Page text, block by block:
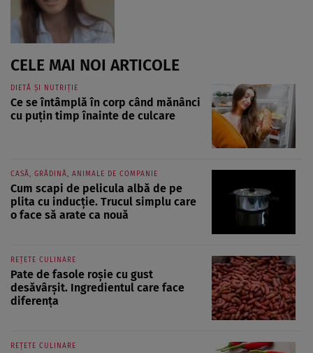
CELE MAI NOI ARTICOLE
DIETĂ ȘI NUTRIȚIE
Ce se întâmplă în corp când mănânci
cu puțin timp înainte de culcare
CASĂ, GRĂDINĂ, ANIMALE DE COMPANIE
Cum scapi de pelicula albă de pe
plita cu inducție. Trucul simplu care
o face să arate ca nouă
REȚETE CULINARE
Pate de fasole roșie cu gust
desăvârșit. Ingredientul care face
diferența
REȚETE CULINARE